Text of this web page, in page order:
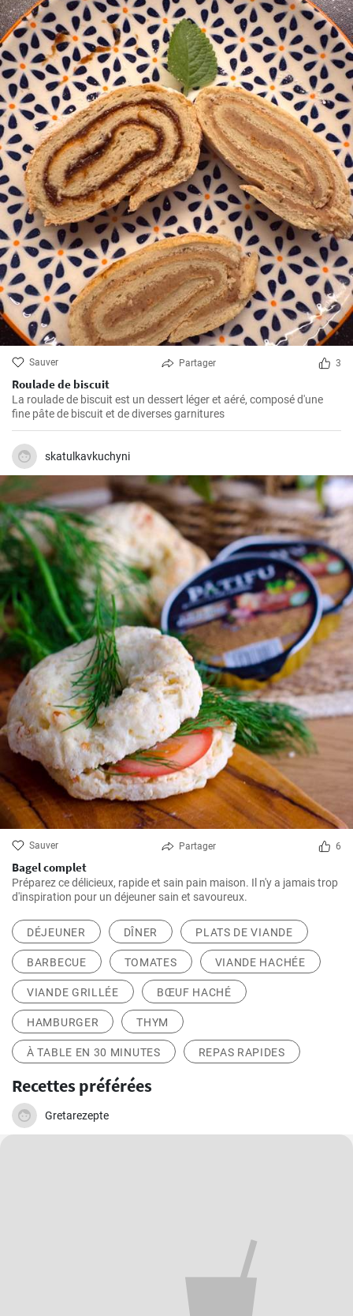
Sauver Partager 3
Roulade de biscuit
La roulade de biscuit est un dessert léger et aéré, composé d'une
fine pâte de biscuit et de diverses garnitures
skatulkavkuchyni
Sauver Partager 6
Bagel complet
Préparez ce délicieux, rapide et sain pain maison. Il n'y a jamais trop
d'inspiration pour un déjeuner sain et savoureux.
DÉJEUNER DÎNER PLATS DE VIANDE
BARBECUE TOMATES VIANDE HACHÉE
VIANDE GRILLÉE BŒUF HACHÉ
HAMBURGER THYM
À TABLE EN 30 MINUTES REPAS RAPIDES
Recettes préférées
Gretarezepte